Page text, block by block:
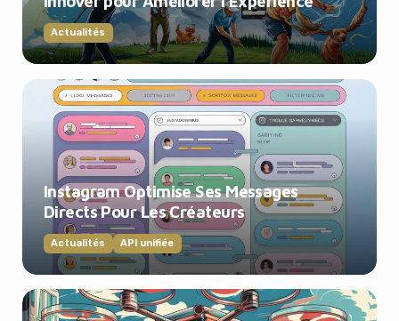
Actualités
Instagram Optimise Ses Messages
Directs Pour Les Créateurs
Actualités API unifiée